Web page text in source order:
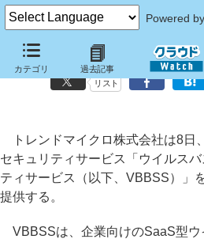
Powered by
カテゴリ 過去記事
トレンドマイクロ、中小企業向けSaaS
リスト
トレンドマイクロ株式会社は8日
セキュリティサービス「ウイルス
ティサービス（以下、VBBSS）」
提供する。
VBBSSは、企業向けのSaaS型ウ